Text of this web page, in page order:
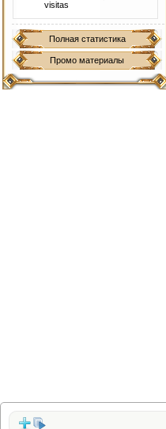
Полная статистика
Промо материалы